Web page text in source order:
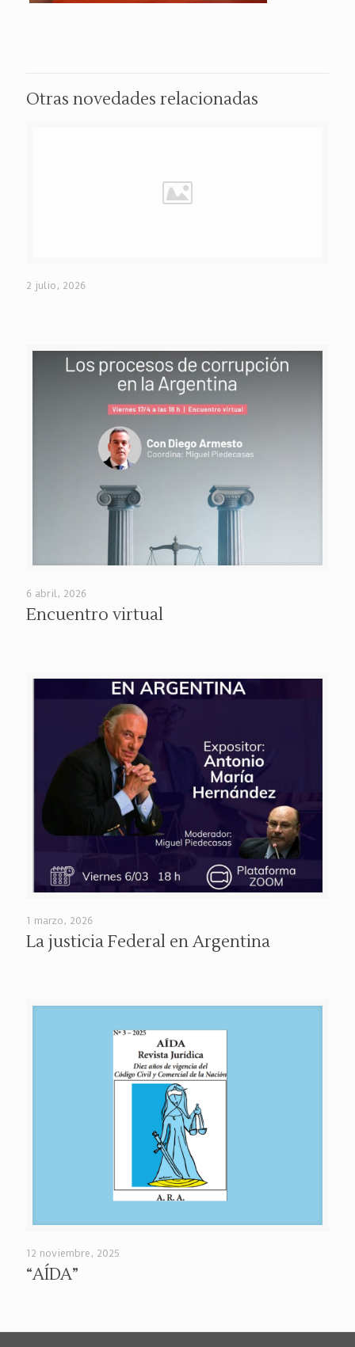
Otras novedades relacionadas
2 julio, 2026
6 abril, 2026
Encuentro virtual
1 marzo, 2026
La justicia Federal en Argentina
12 noviembre, 2025
“AÍDA”